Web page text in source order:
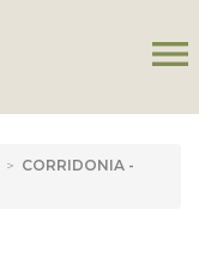
menu
> CORRIDONIA -